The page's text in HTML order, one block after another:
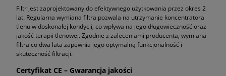
Filtr jest zaprojektowany do efektywnego użytkowania przez okres 2
lat. Regularna wymiana filtra pozwala na utrzymanie koncentratora
tlenu w doskonałej kondycji, co wpływa na jego długowieczność oraz
jakość terapii tlenowej. Zgodnie z zaleceniami producenta, wymiana
filtra co dwa lata zapewnia jego optymalną funkcjonalność i
skuteczność filtracji.
Certyfikat CE – Gwarancja jakości